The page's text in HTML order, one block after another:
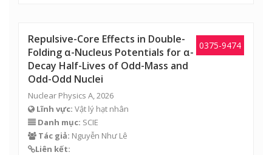
0375-9474
Repulsive-Core Effects in Double-
Folding α-Nucleus Potentials for α-
Decay Half-Lives of Odd-Mass and
Odd-Odd Nuclei
Nuclear Physics A, 2026
Lĩnh vực: Vật lý hạt nhân
Danh mục: SCIE
Tác giả: Nguyễn Như Lê
Liên kết: